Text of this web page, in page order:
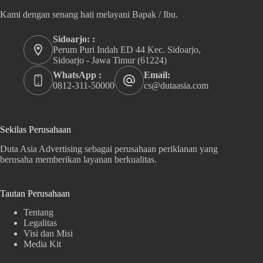
Kami dengan senang hati melayani Bapak / Ibu.
Sidoarjo: :
Perum Puri Indah ED 44 Kec. Sidoarjo,
Sidoarjo - Jawa Timur (61224)
WhatsApp :
0812-311-50000
Email:
cs@dutaasia.com
Sekilas Perusahaan
Duta Asia Advertising sebagai perusahaan periklanan yang
berusaha memberikan layanan berkualitas.
Tautan Perusahaan
Tentang
Legalitas
Visi dan Misi
Media Kit